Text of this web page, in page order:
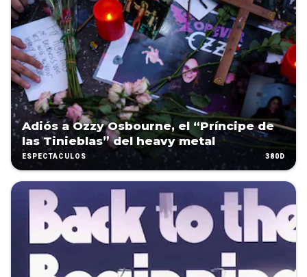
Adiós a Ozzy Osbourne, el “Príncipe de
las Tinieblas” del heavy metal
ESPECTÁCULOS 380D